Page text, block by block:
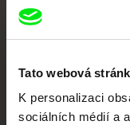
Tato webová
K personalizaci
sociálních médií a
Portál DAFilms.cz je
festivalů dokumentárního
posouvat hranice